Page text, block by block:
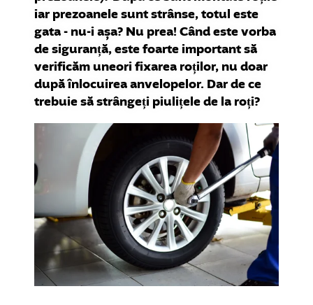
iar prezoanele sunt strânse, totul este
gata - nu-i așa? Nu prea! Când este vorba
de siguranță, este foarte important să
verificăm uneori fixarea roților, nu doar
după înlocuirea anvelopelor. Dar de ce
trebuie să strângeți piulițele de la roți?